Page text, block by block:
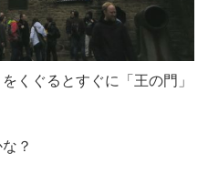
くぐるとすぐに「王の門」
？